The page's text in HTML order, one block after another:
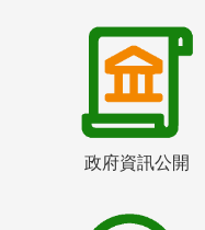
政府資訊公開